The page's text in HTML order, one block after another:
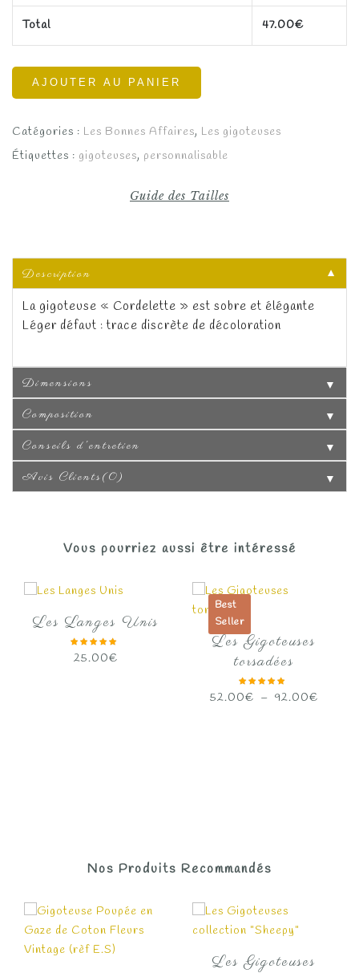
Total 47.00€
AJOUTER AU PANIER
Catégories : Les Bonnes Affaires, Les gigoteuses
Étiquettes : gigoteuses, personnalisable
Guide des Tailles
Description
▼
La gigoteuse « Cordelette » est sobre et élégante
Léger défaut : trace discrète de décoloration
Dimensions ▼
Composition ▼
Conseils d'entretien ▼
Avis Clients(0) ▼
Vous pourriez aussi être intéressé
Les Langes Unis
25.00€
Best
Seller
Les Gigoteuses
torsadées
52.00€ – 92.00€Plage
Nos Produits Recommandés
Les Gigoteuses